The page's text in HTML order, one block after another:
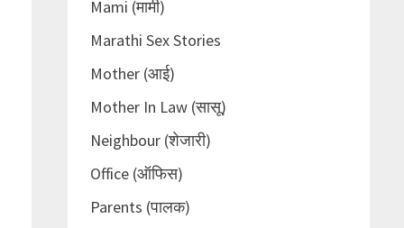
Mami (मामी)
Marathi Sex Stories
Mother (आई)
Mother In Law (सासू)
Neighbour (शेजारी)
Office (ऑफिस)
Parents (पालक)